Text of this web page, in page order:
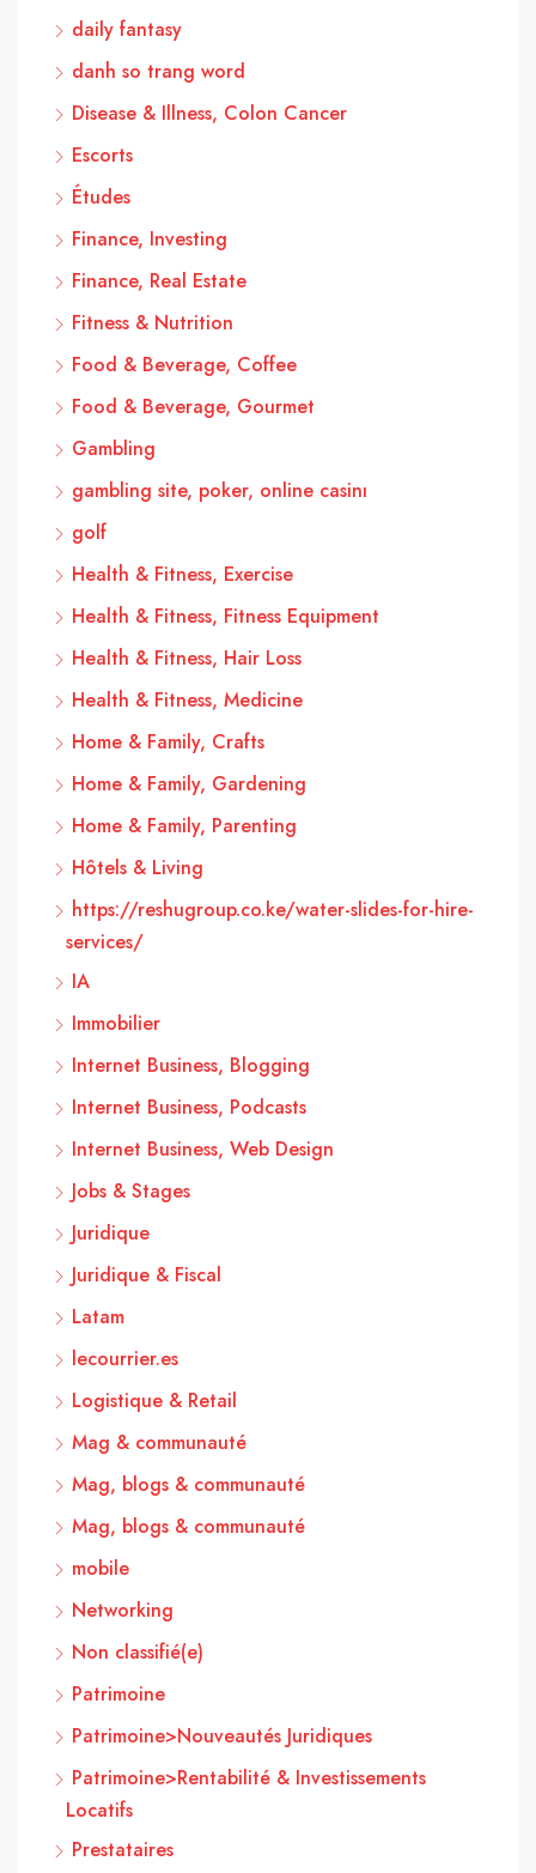
daily fantasy
danh so trang word
Disease & Illness, Colon Cancer
Escorts
Études
Finance, Investing
Finance, Real Estate
Fitness & Nutrition
Food & Beverage, Coffee
Food & Beverage, Gourmet
Gambling
gambling site, poker, online casinı
golf
Health & Fitness, Exercise
Health & Fitness, Fitness Equipment
Health & Fitness, Hair Loss
Health & Fitness, Medicine
Home & Family, Crafts
Home & Family, Gardening
Home & Family, Parenting
Hôtels & Living
https://reshugroup.co.ke/water-slides-for-hire-
services/
IA
Immobilier
Internet Business, Blogging
Internet Business, Podcasts
Internet Business, Web Design
Jobs & Stages
Juridique
Juridique & Fiscal
Latam
lecourrier.es
Logistique & Retail
Mag & communauté
Mag, blogs & communauté
Mag, blogs & communauté
mobile
Networking
Non classifié(e)
Patrimoine
Patrimoine>Nouveautés Juridiques
Patrimoine>Rentabilité & Investissements
Locatifs
Prestataires